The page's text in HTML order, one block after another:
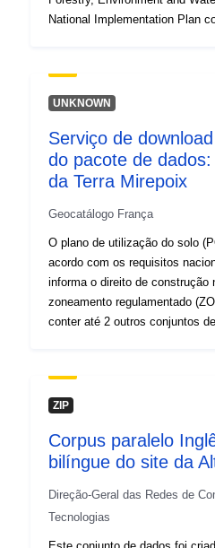
National Implementation Plan
UNKNOWN
Serviço de
do pacote de
da Terra Mirepoix
Geocatálogo França
O plano de utilização do solo
acordo com os requisitos
informa o direito de construção
zoneamento regulamentado
conter até 2 outros conjuntos
ZIP
Corpus paralelo
bilíngue do site da
Direção-Geral das Redes de
Tecnologias